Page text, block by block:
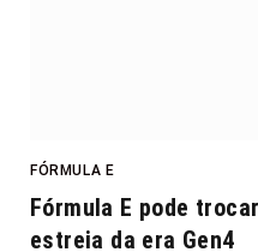
FÓRMULA E
Fórmula E pode
estreia da era Gen4